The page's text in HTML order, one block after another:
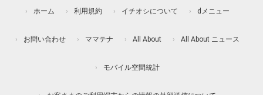
ホーム 利用規約 イチオシについて dメニュー
お問い合わせ ママテナ All About All About ニュース
モバイル空間統計